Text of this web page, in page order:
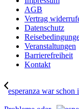
AGB
Vertrag
Datenschutz
Veranstaltungen
Barrierefreiheit
Kontakt
esperanza war